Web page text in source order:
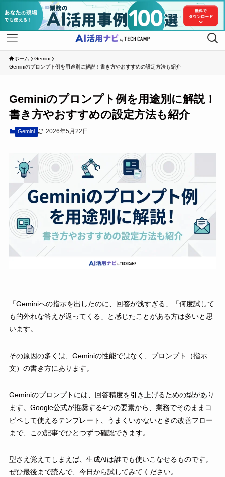
ホーム
Gemini
Geminiのプロンプト例を用途別に解説！書き方やおすすめの設定方法も紹介
Geminiのプロンプト例を用途別に解説！
書き方やおすすめの設定方法も紹介
Gemini 2026年5月22日
「Geminiへの指示を出したのに、回答が浅すぎる」「何度試して
も的外れな答えが返ってくる」と感じたことがある方は多いと思
います。
その原因の多くは、Geminiの性能ではなく、プロンプト（指示
文）の書き方にあります。
Geminiのプロンプトには、回答精度を引き上げるための型があり
ます。Google公式が推奨する4つの要素から、業務でそのままコ
ピペして使えるテンプレート、うまくいかないときの改善フロー
まで、この記事でひとつずつ確認できます。
型さえ覚えてしまえば、生成AIは誰でも使いこなせるものです。
ぜひ最後まで読んで、今日から試してみてください。